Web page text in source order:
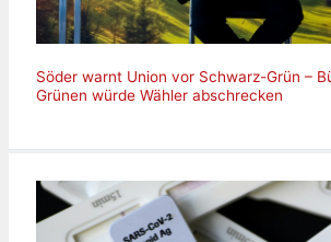
Söder warnt Union vor Schwarz-Grün –
Grünen würde Wähler abschrecken